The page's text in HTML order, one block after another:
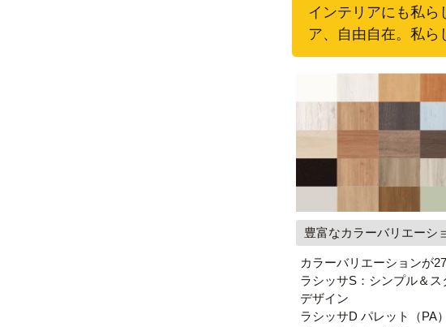
インテリアにも私
ア、自由自在。私ら
豊富なカラーバリエーシ
カラーバリエーションが
ラシッサS：シンプル＆ス
デザイン
ラシッサD パレット（PA